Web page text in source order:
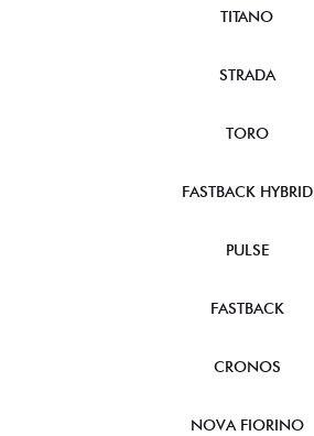
TITANO
STRADA
TORO
FASTBACK HYBRID
PULSE
FASTBACK
CRONOS
NOVA FIORINO